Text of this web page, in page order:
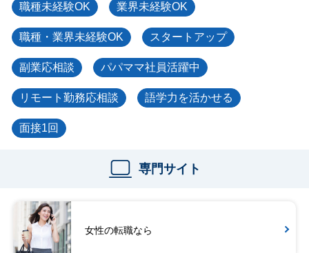
職種未経験OK 業界未経験OK
職種・業界未経験OK スタートアップ
副業応相談 パパママ社員活躍中
リモート勤務応相談 語学力を活かせる
面接1回
専門サイト
女性の転職なら